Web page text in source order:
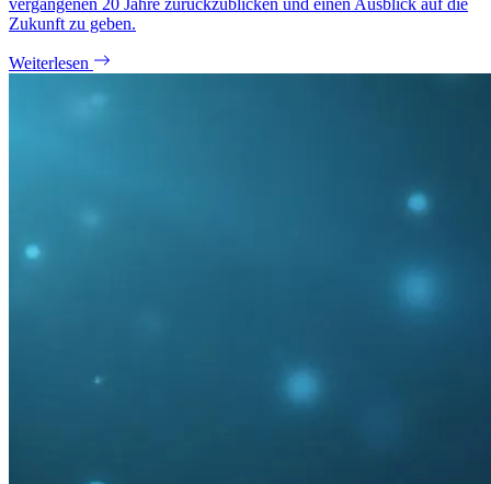
vergangenen 20 Jahre zurückzublicken und einen Ausblick auf die
Zukunft zu geben.
Weiterlesen